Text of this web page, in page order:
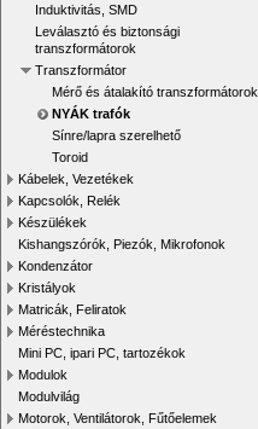
Induktivitás, SMD
Leválasztó és biztonsági
transzformátorok
Transzformátor
Mérő és átalakító transzformátorok
NYÁK trafók
Sínre/lapra szerelhető
Toroid
Kábelek, Vezetékek
Kapcsolók, Relék
Készülékek
Kishangszórók, Piezók, Mikrofonok
Kondenzátor
Kristályok
Matricák, Feliratok
Méréstechnika
Mini PC, ipari PC, tartozékok
Modulok
Modulvilág
Motorok, Ventilátorok, Fűtőelemek